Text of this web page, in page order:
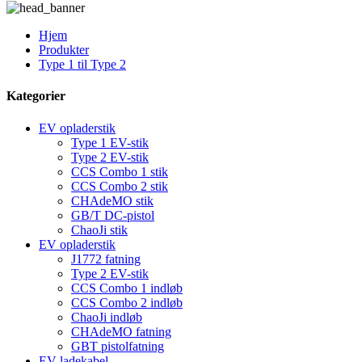
Hjem
Produkter
Type 1 til Type 2
Kategorier
EV opladerstik
Type 1 EV-stik
Type 2 EV-stik
CCS Combo 1 stik
CCS Combo 2 stik
CHAdeMO stik
GB/T DC-pistol
ChaoJi stik
EV opladerstik
J1772 fatning
Type 2 EV-stik
CCS Combo 1 indløb
CCS Combo 2 indløb
ChaoJi indløb
CHAdeMO fatning
GBT pistolfatning